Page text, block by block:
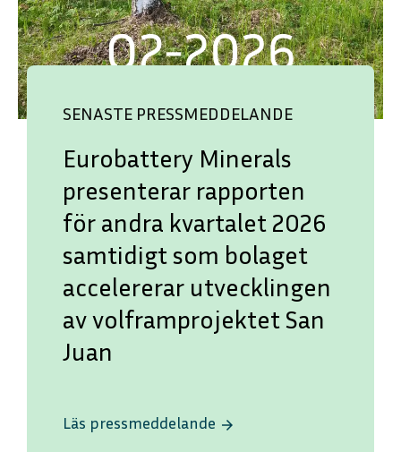
SENASTE PRESSMEDDELANDE
Eurobattery Minerals
presenterar rapporten
för andra kvartalet 2026
samtidigt som bolaget
accelererar utvecklingen
av volframprojektet San
Juan
Läs pressmeddelande arrow_forward